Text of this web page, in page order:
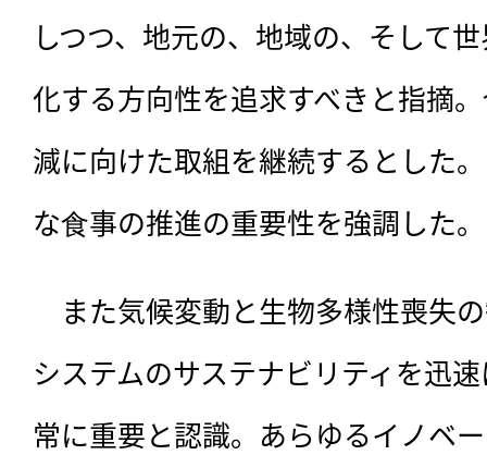
しつつ、地元の、地域の、そして
化する方向性を追求すべきと指摘
減に向けた取組を継続するとした
な⾷事の推進の重要性を強調した。
また気候変動と生物多様性喪失
システムのサステナビリティを迅
常に重要と認識。あらゆるイノベ